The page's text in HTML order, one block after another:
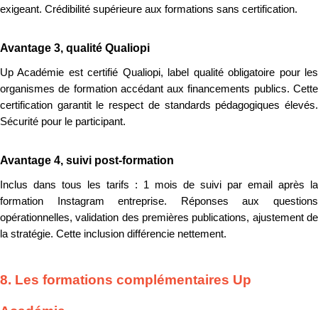
exigeant. Crédibilité supérieure aux formations sans certification.
Avantage 3, qualité Qualiopi
Up Académie est certifié Qualiopi, label qualité obligatoire pour les
organismes de formation accédant aux financements publics. Cette
certification garantit le respect de standards pédagogiques élevés.
Sécurité pour le participant.
Avantage 4, suivi post-formation
Inclus dans tous les tarifs : 1 mois de suivi par email après la
formation Instagram entreprise. Réponses aux questions
opérationnelles, validation des premières publications, ajustement de
la stratégie. Cette inclusion différencie nettement.
8. Les formations complémentaires Up